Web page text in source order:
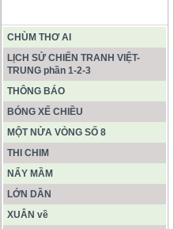
CHÙM THƠ AI
LỊCH SỬ CHIẾN TRANH VIỆT-
TRUNG phần 1-2-3
THÔNG BÁO
BÓNG XẾ CHIỀU
MỘT NỬA VÒNG SỐ 8
THI CHIM
NẨY MẦM
LỚN DẦN
XUÂN về